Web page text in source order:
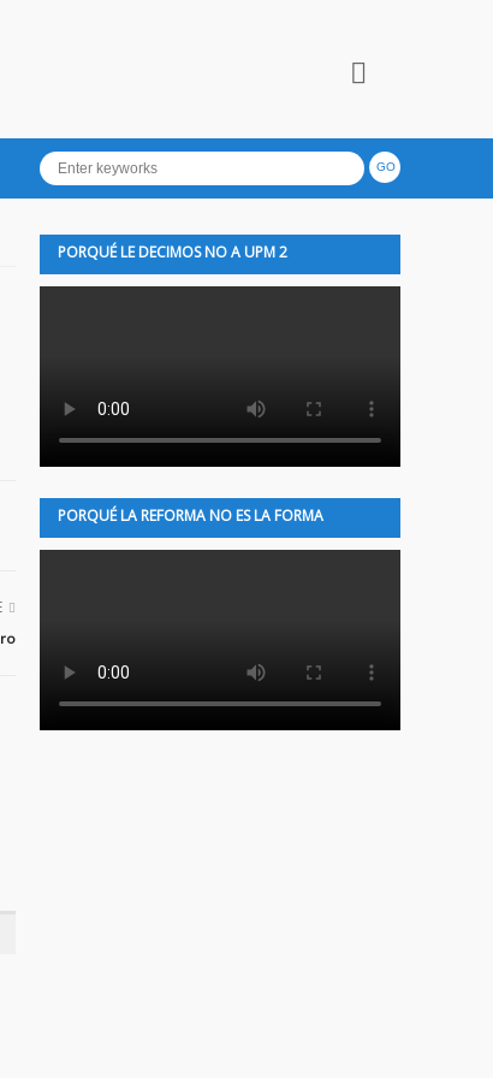
PORQUÉ LE DECIMOS NO A UPM 2
PORQUÉ LA REFORMA NO ES LA FORMA